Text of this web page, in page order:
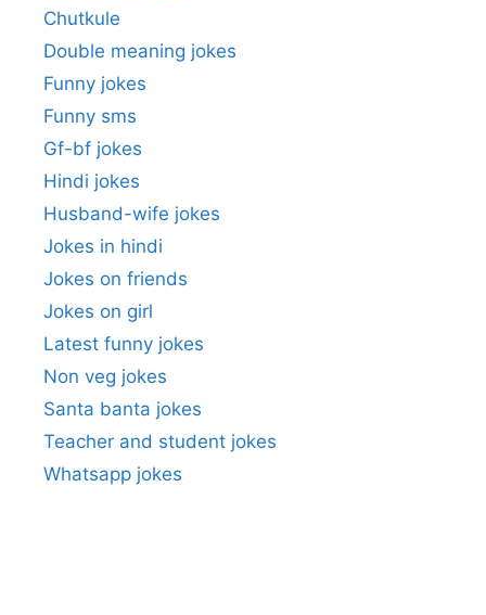
Chutkule
Double meaning jokes
Funny jokes
Funny sms
Gf-bf jokes
Hindi jokes
Husband-wife jokes
Jokes in hindi
Jokes on friends
Jokes on girl
Latest funny jokes
Non veg jokes
Santa banta jokes
Teacher and student jokes
Whatsapp jokes